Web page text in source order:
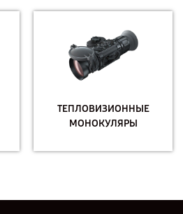
ТЕПЛОВИЗИОННЫЕ
МОНОКУЛЯРЫ